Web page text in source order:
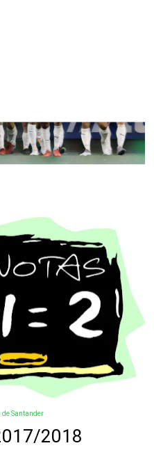
de Santander
2018